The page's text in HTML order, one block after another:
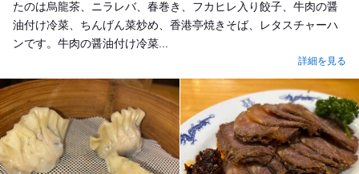
たのは烏龍茶、ニラレバ、春巻き、フカヒレ入り餃子、牛肉の醤
油付け冷菜、ちんげん菜炒め、香港亭焼きそば、レタスチャーハ
ンです。牛肉の醤油付け冷菜...
詳細を見る